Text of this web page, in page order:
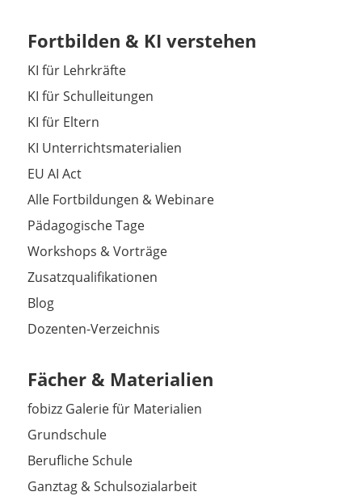
Fortbilden & KI verstehen
KI für Lehrkräfte
KI für Schulleitungen
KI für Eltern
KI Unterrichtsmaterialien
EU AI Act
Alle Fortbildungen & Webinare
Pädagogische Tage
Workshops & Vorträge
Zusatzqualifikationen
Blog
Dozenten-Verzeichnis
Fächer & Materialien
fobizz Galerie für Materialien
Grundschule
Berufliche Schule
Ganztag & Schulsozialarbeit